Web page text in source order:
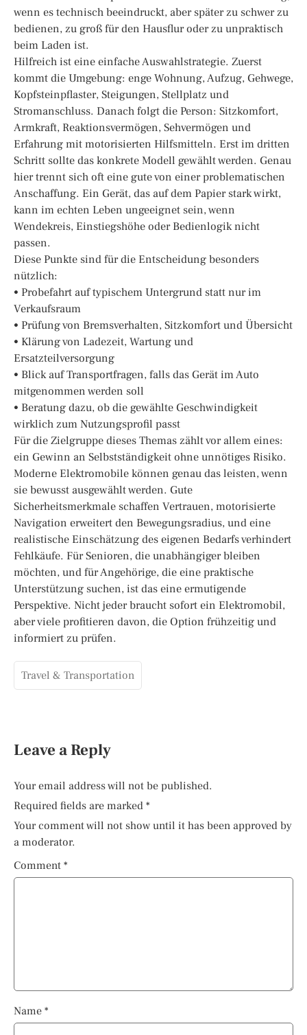
wenn es technisch beeindruckt, aber später zu schwer zu
bedienen, zu groß für den Hausflur oder zu unpraktisch
beim Laden ist.
Hilfreich ist eine einfache Auswahlstrategie. Zuerst
kommt die Umgebung: enge Wohnung, Aufzug, Gehwege,
Kopfsteinpflaster, Steigungen, Stellplatz und
Stromanschluss. Danach folgt die Person: Sitzkomfort,
Armkraft, Reaktionsvermögen, Sehvermögen und
Erfahrung mit motorisierten Hilfsmitteln. Erst im dritten
Schritt sollte das konkrete Modell gewählt werden. Genau
hier trennt sich oft eine gute von einer problematischen
Anschaffung. Ein Gerät, das auf dem Papier stark wirkt,
kann im echten Leben ungeeignet sein, wenn
Wendekreis, Einstiegshöhe oder Bedienlogik nicht
passen.
Diese Punkte sind für die Entscheidung besonders
nützlich:
• Probefahrt auf typischem Untergrund statt nur im
Verkaufsraum
• Prüfung von Bremsverhalten, Sitzkomfort und Übersicht
• Klärung von Ladezeit, Wartung und
Ersatzteilversorgung
• Blick auf Transportfragen, falls das Gerät im Auto
mitgenommen werden soll
• Beratung dazu, ob die gewählte Geschwindigkeit
wirklich zum Nutzungsprofil passt
Für die Zielgruppe dieses Themas zählt vor allem eines:
ein Gewinn an Selbstständigkeit ohne unnötiges Risiko.
Moderne Elektromobile können genau das leisten, wenn
sie bewusst ausgewählt werden. Gute
Sicherheitsmerkmale schaffen Vertrauen, motorisierte
Navigation erweitert den Bewegungsradius, und eine
realistische Einschätzung des eigenen Bedarfs verhindert
Fehlkäufe. Für Senioren, die unabhängiger bleiben
möchten, und für Angehörige, die eine praktische
Unterstützung suchen, ist das eine ermutigende
Perspektive. Nicht jeder braucht sofort ein Elektromobil,
aber viele profitieren davon, die Option frühzeitig und
informiert zu prüfen.
Travel & Transportation
Leave a Reply
Your email address will not be published.
Required fields are marked *
Your comment will not show until it has been approved by
a moderator.
Comment *
Name *